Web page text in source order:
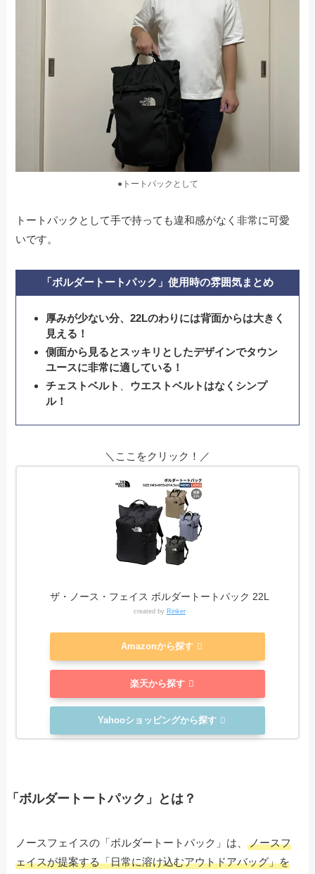
●トートパックとして
トートパックとして手で持っても違和感がなく非常に可愛
いです。
「ボルダートートパック」使用時の雰囲気まとめ
厚みが少ない分、22Lのわりには背面からは大きく
見える！
側面から見るとスッキリとしたデザインでタウン
ユースに非常に適している！
チェストベルト
ウエストベルトはなくシンプ
ル！
＼ここをクリック！／
ザ・ノース・フェイス ボルダートートパック 22L
created by Rinker
Amazonから探す
楽天から探す
Yahooショッピングから探す
「ボルダートートパック」とは？
ノースフェイスの「ボルダートートパック」は、ノースフ
ェイスが提案する「日常に溶け込むアウトドアバッグ」を